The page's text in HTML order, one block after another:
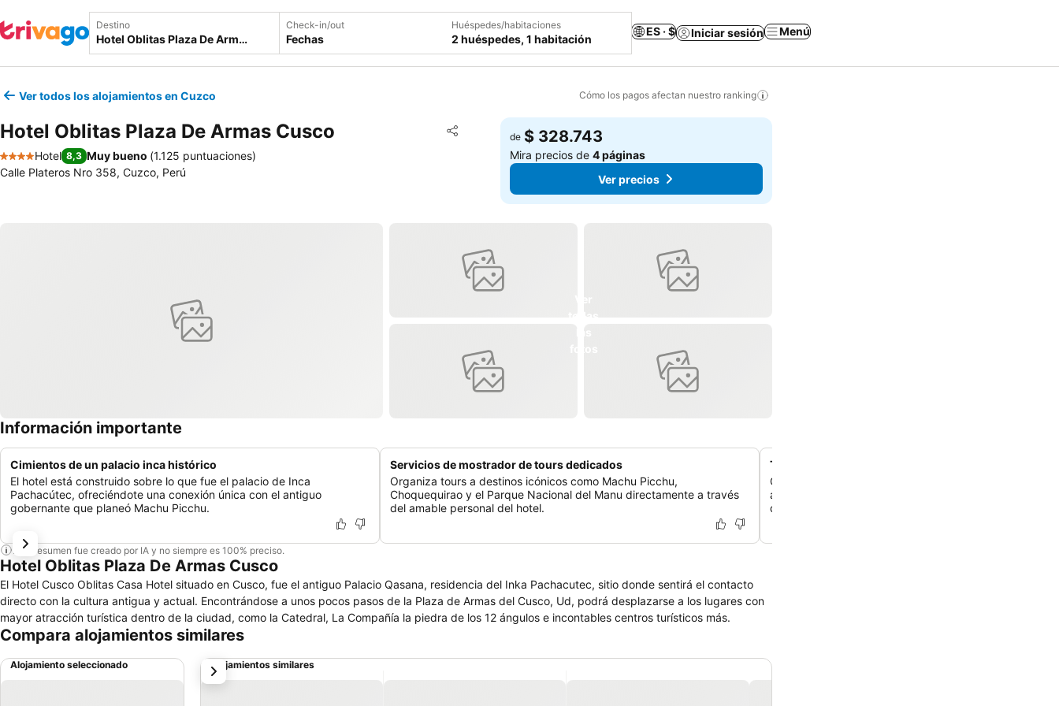
Destino Check-in/out
Fechas
Huéspedes/habitaciones
2 huéspedes, 1 habitación
ES · $ Iniciar sesión Menú
Ver todos los alojamientos en Cuzco Cómo los pagos afectan nuestro ranking
Hotel Oblitas Plaza De Armas Cusco Compartir
Agregar a favoritos
4 Estrellas
Hotel 8,3 Muy bueno (1.125 puntuaciones)
Calle Plateros Nro 358, Cuzco, Perú
de $ 328.743
Mira precios de4 páginas
Ver precios
Información importante
Cimientos de un palacio inca histórico
El hotel está construido sobre lo que fue el palacio de Inca
Pachacútec, ofreciéndote una conexión única con el antiguo
gobernante que planeó Machu Picchu.
Servicios de mostrador de tours dedicados
Organiza tours a destinos icónicos como Machu Picchu,
Choquequirao y el Parque Nacional del Manu directamente a través
del amable personal del hotel.
Terraza en la azotea con vistas a la ciudad
Contempla las vistas panorámicas de Cusco desde la
azotea del hotel, un lugar ideal para relajarte y
de la ciudad.
Este resumen fue creado por IA y no siempre es 100% preciso.
Hotel Oblitas Plaza De Armas Cusco
El Hotel Cusco Oblitas Casa Hotel situado en Cusco, fue el antiguo Palacio Qasana, residencia del Inka Pachacutec, sitio donde sentirá el contacto
directo con la cultura antigua y actual. Encontrándose a unos pocos pasos de la Plaza de Armas del Cusco, Ud, podrá desplazarse a los lugares con
mayor atracción turística dentro de la ciudad, como la Catedral, La Compañía la piedra de los 12 ángulos e incontables centros turísticos más.
Compara alojamientos similares
Alojamiento seleccionado Alojamientos similares
siguiente